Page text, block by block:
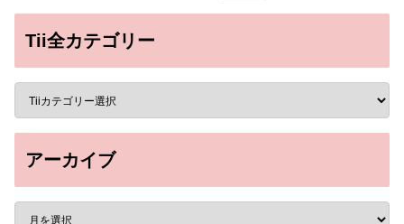
Tii全カテゴリー
アーカイブ